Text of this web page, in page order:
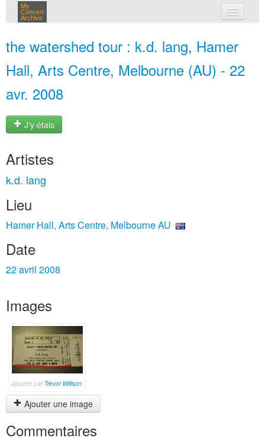
My
Concert
Archive
the watershed tour : k.d. lang, Hamer
Hall, Arts Centre, Melbourne (AU) - 22
avr. 2008
J'y étais
Artistes
k.d. lang
Lieu
Hamer Hall, Arts Centre, Melbourne AU
Date
22 avril 2008
Images
ajoutée par Trevor Willson
Ajouter une image
Commentaires